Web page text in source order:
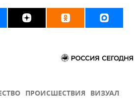
ПРОИСШЕСТВИЯ ВИЗУАЛ